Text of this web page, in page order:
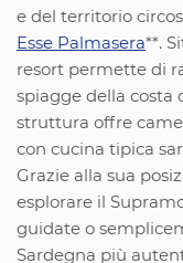
e del territorio
Esse Palmasera**.
resort permette di
spiagge della costa
struttura offre
con cucina tipica
Grazie alla sua
esplorare il
guidate o
Sardegna più